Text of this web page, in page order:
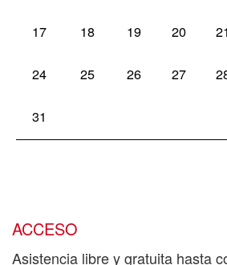
17 18 19 20 21
24 25 26 27
31
ACCESO
Asistencia libre y gratuita hasta